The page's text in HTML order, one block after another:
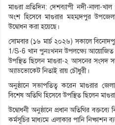
মাগুরা প্রতিদিন: দেশব্যাপী নদী-নালা-
অংশ হিসেবে মাগুরার মহম্মদপুর
উদ্বোধন করা হয়েছে।
সোমবার (১৬ মার্চ ২০২৬) সকালে
1/S-6 খান পুনঃখনন উপলক্ষ্যে আয়োজিত
উপস্থিত ছিলেন মাগুরা-২ আসনের সংসদ
অ্যাডভোকেট নিতাই রায় চৌধুরী।
অনুষ্ঠানে সভাপতিত্ব করেন মাগুরার
বিশেষ অতিথি হিসেবে উপস্থিত ছিলেন
উদ্বোধনী অনুষ্ঠানে প্রধান অতিথির
কর্মসূচির মাধ্যমে এলাকার পানি নিষ্কাশন